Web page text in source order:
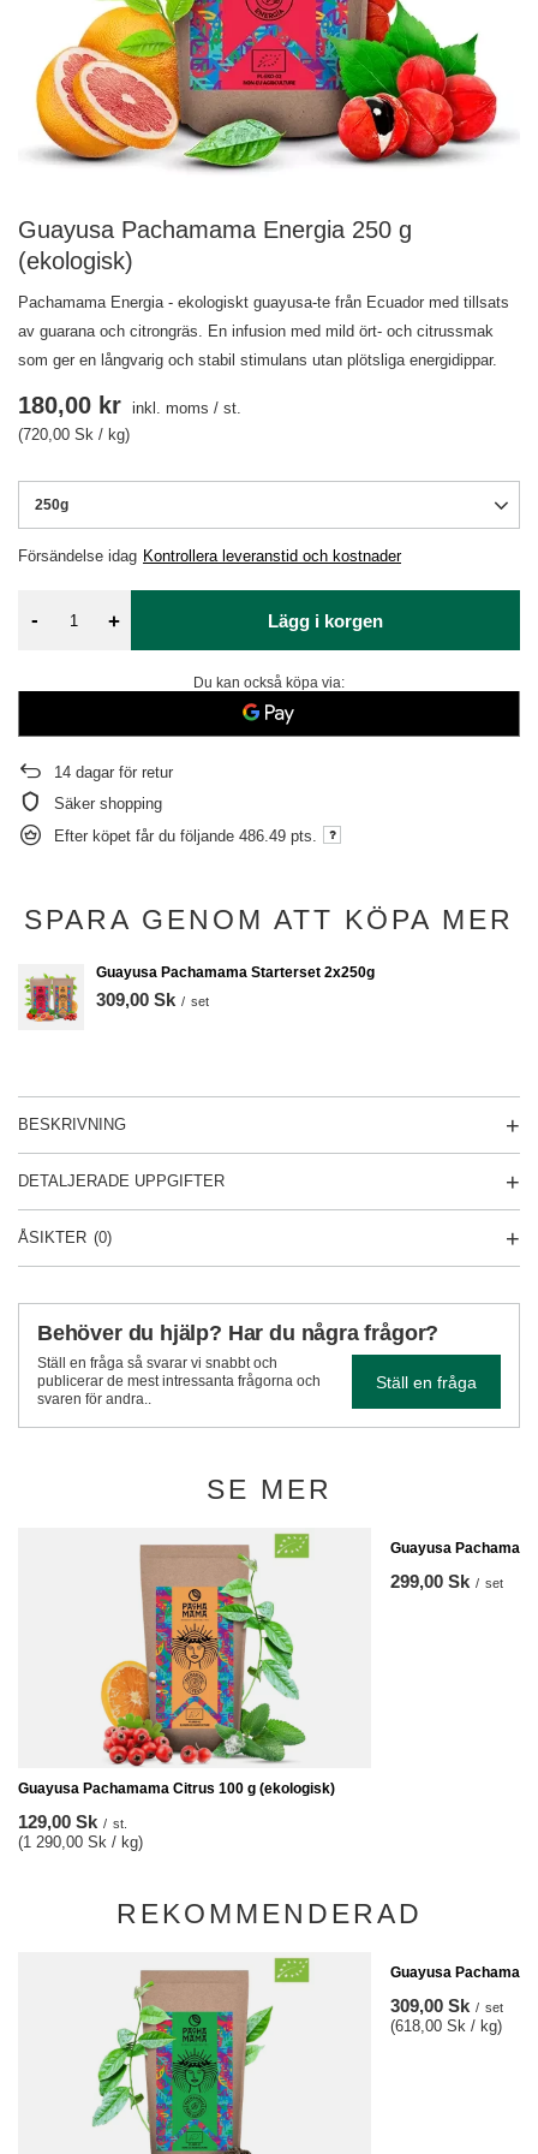
Guayusa Pachamama Energia 250 g
(ekologisk)
Pachamama Energia - ekologiskt guayusa-te från Ecuador med tillsats
av guarana och citrongräs. En infusion med mild ört- och citrussmak
som ger en långvarig och stabil stimulans utan plötsliga energidippar.
250g
Försändelse idag Kontrollera leveranstid och kostnader
180,00 kr inkl. moms / st.
(720,00 Sk / kg)
- + Lägg i korgen
Du kan också köpa via:
14 dagar för retur
Säker shopping
Efter köpet får du följande 486.49 pts.
SPARA GENOM ATT KÖPA MER
Guayusa Pachamama Starterset 2x250g
309,00 Sk / set
BESKRIVNING
DETALJERADE UPPGIFTER
ÅSIKTER (0)
Behöver du hjälp? Har du några frågor?
Ställ en fråga så svarar vi snabbt och
publicerar de mest intressanta frågorna och
svaren för andra..
Ställ en fråga
SE MER
Guayusa Pachamama Citrus 100 g (ekologisk)
129,00 Sk / st.
(1 290,00 Sk / kg)
Guayusa
299,00 Sk / set
REKOMMENDERAD
Guayusa
309,00 Sk / set
(618,00 Sk / kg)